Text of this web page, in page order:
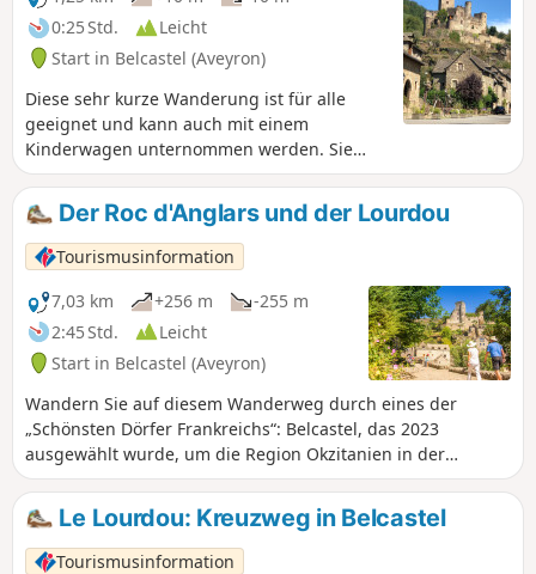
Informationen).
0:25 Std.
Leicht
Start in Belcastel (Aveyron)
Diese sehr kurze Wanderung ist für alle
geeignet und kann auch mit einem
Kinderwagen unternommen werden. Sie
wandern entlang Belcastel bis zur
Fußgängerbrücke und gelangen über einen
schattigen Weg zurück ins Dorf. Information
Dezember 2025: Die Fußgängerbrücke wird
derzeit renoviert, daher ist die Wanderung
nicht möglich.
Der Roc d'Anglars und der Lourdou
Tourismusinformation
7,03 km
+256 m
-255 m
2:45 Std.
Leicht
Start in Belcastel (Aveyron)
Wandern Sie auf diesem Wanderweg durch eines der
„Schönsten Dörfer Frankreichs“: Belcastel, das 2023
ausgewählt wurde, um die Region Okzitanien in der
Fernsehsendung „Le Village Préféré des Français“ zu
vertreten. Begeben Sie sich auf eine Reise durch mehr als
1000 Jahre Geschichte bis zum Roc d’Anglars. Die
Wanderung verläuft insgesamt eher schattig.
Le Lourdou: Kreuzweg in Belcastel
Tourismusinformation